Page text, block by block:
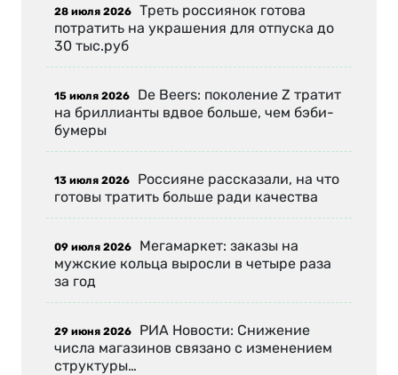
28 июля 2026 Треть россиянок готова
потратить на украшения для отпуска до
30 тыс.руб
15 июля 2026 De Beers: поколение Z тратит
на бриллианты вдвое больше, чем бэби-
бумеры
13 июля 2026 Россияне рассказали, на что
готовы тратить больше ради качества
09 июля 2026 Мегамаркет: заказы на
мужские кольца выросли в четыре раза
за год
29 июня 2026 РИА Новости: Снижение
числа магазинов связано с изменением
структуры…